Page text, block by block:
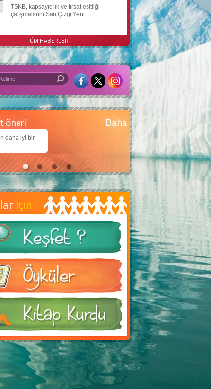
TSKB, kapsayıcılık ve fırsat eşitliği
çalışmalarını Sarı Çizgi Yeni...
TÜM HABERLER
bir dünya için yapay zekâ
daha güzel bir dünya bırakabilmek için
İçin